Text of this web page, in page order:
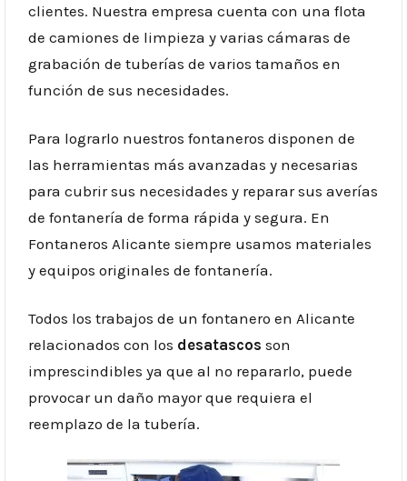
clientes. Nuestra empresa cuenta con una flota
de camiones de limpieza y varias cámaras de
grabación de tuberías de varios tamaños en
función de sus necesidades.
Para lograrlo nuestros fontaneros disponen de
las herramientas más avanzadas y necesarias
para cubrir sus necesidades y reparar sus averías
de fontanería de forma rápida y segura. En
Fontaneros Alicante siempre usamos materiales
y equipos originales de fontanería.
Todos los trabajos de un fontanero en Alicante
relacionados con los desatascos son
imprescindibles ya que al no repararlo, puede
provocar un daño mayor que requiera el
reemplazo de la tubería.